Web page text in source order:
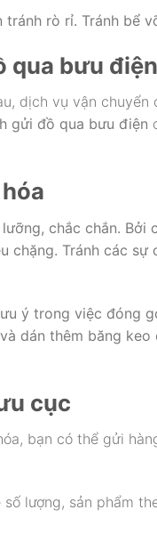
rò rỉ. Tránh bể
qua bưu
dịch vụ vận
gửi đồ qua bưu điện
chắc chắn. Bởi
chặng. Tránh các
ý trong việc đóng
dán thêm băng
cục
bạn có thể gửi
lượng, sản phẩm